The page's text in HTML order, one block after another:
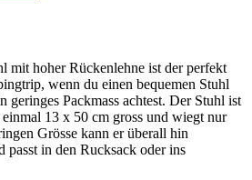
mit hoher Rückenlehne ist der perfekt
wenn du einen bequemen Stuhl
geringes Packmass achtest. Der Stuhl ist
einmal 13 x 50 cm gross und wiegt nur
Grösse kann er überall hin
passt in den Rucksack oder ins